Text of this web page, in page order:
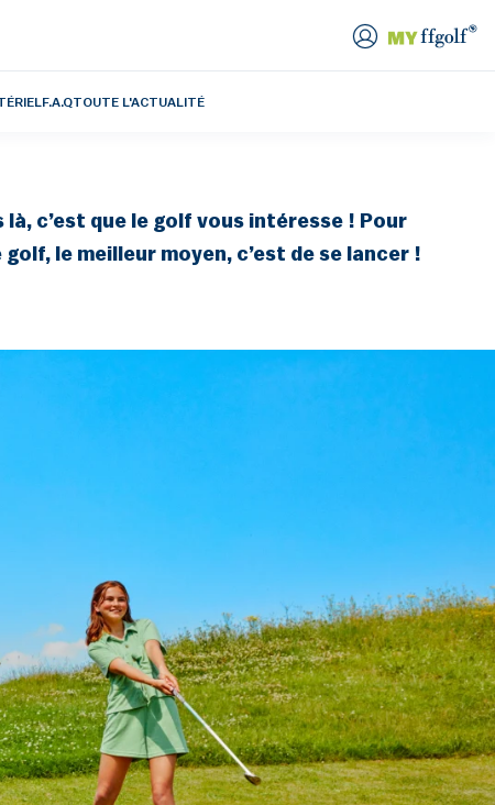
F.A.QTOUTE L'ACTUALITÉ
là, c’est que le golf vous intéresse ! Pour
le meilleur moyen, c’est de se lancer !